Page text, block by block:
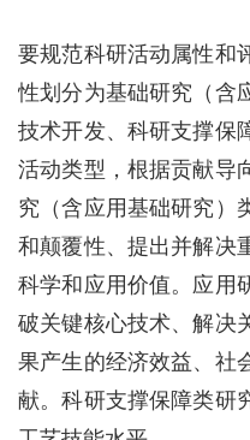
要规范科研活动属性和
性划分为基础研究（含
技术开发、科研支撑保
活动类型，根据贡献导
究（含应用基础研究）
和颠覆性、提出并解决
科学和应用价值。应用
破关键核心技术、解决
果产生的经济效益、社
献。科研支撑保障类研